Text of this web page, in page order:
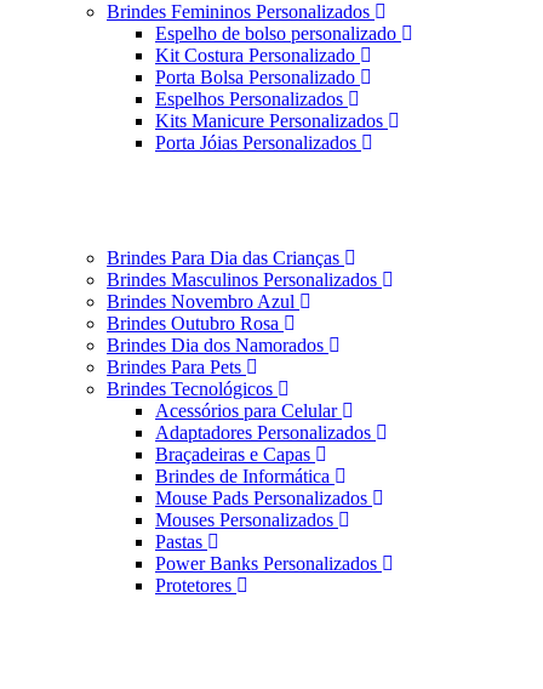
Brindes Femininos Personalizados
Espelho de bolso personalizado
Kit Costura Personalizado
Porta Bolsa Personalizado
Espelhos Personalizados
Kits Manicure Personalizados
Porta Jóias Personalizados
Brindes Para Dia das Crianças
Brindes Masculinos Personalizados
Brindes Novembro Azul
Brindes Outubro Rosa
Brindes Dia dos Namorados
Brindes Para Pets
Brindes Tecnológicos
Acessórios para Celular
Adaptadores Personalizados
Braçadeiras e Capas
Brindes de Informática
Mouse Pads Personalizados
Mouses Personalizados
Pastas
Power Banks Personalizados
Protetores